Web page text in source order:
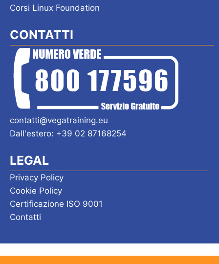
Corsi Linux Foundation
CONTATTI
contatti@vegatraining.eu
Dall'estero: +39 02 87168254
LEGAL
Privacy Policy
Cookie Policy
Certificazione ISO 9001
Contatti